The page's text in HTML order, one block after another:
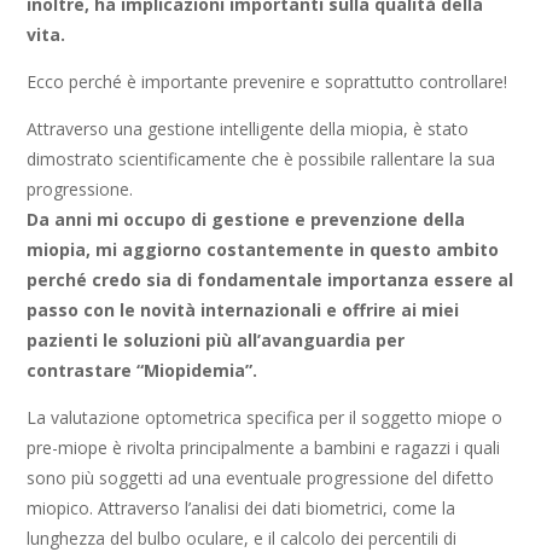
inoltre, ha implicazioni importanti sulla qualità della
vita.
Ecco perché è importante prevenire e soprattutto controllare!
Attraverso una gestione intelligente della miopia, è stato
dimostrato scientificamente che è possibile rallentare la sua
progressione.
Da anni mi occupo di gestione e prevenzione della
miopia, mi aggiorno costantemente in questo ambito
perché credo sia di fondamentale importanza essere al
passo con le novità internazionali e offrire ai miei
pazienti le soluzioni più all’avanguardia per
contrastare “Miopidemia”.
La valutazione optometrica specifica per il soggetto miope o
pre-miope è rivolta principalmente a bambini e ragazzi i quali
sono più soggetti ad una eventuale progressione del difetto
miopico. Attraverso l’analisi dei dati biometrici, come la
lunghezza del bulbo oculare, e il calcolo dei percentili di